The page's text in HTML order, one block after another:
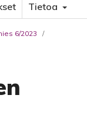
Tietoa
6/2023
/